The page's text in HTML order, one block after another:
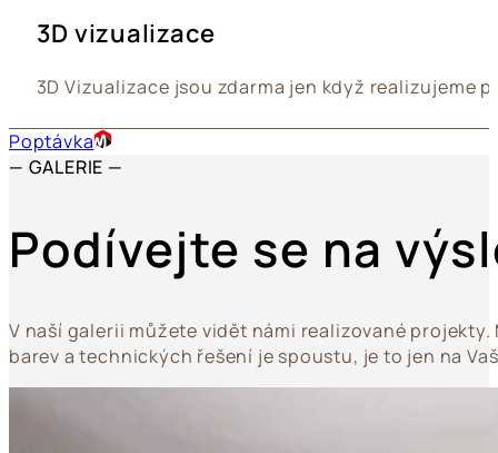
3D vizualizace
3D Vizualizace jsou zdarma jen když realizujeme
Poptávka
— GALERIE —
Podívejte se na
V naší galerii můžete vidět námi realizované
barev a technických řešení je spoustu, je to jen na